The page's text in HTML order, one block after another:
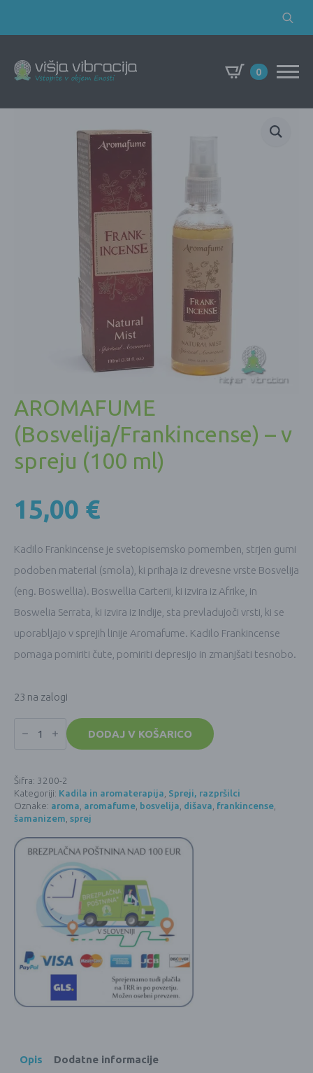
Search
0
AROMAFUME
(Bosvelija/Frankincense) – v
spreju (100 ml)
15,00 €
Kadilo Frankincense je svetopisemsko pomemben, strjen gumi
podoben material (smola), ki prihaja iz drevesne vrste Bosvelija
(eng. Boswellia). Boswellia Carterii, ki izvira iz Afrike, in
Boswelia Serrata, ki izvira iz Indije, sta prevladujoči vrsti, ki se
uporabljajo v sprejih linije Aromafume. Kadilo Frankincense
pomaga pomiriti čute, pomiriti depresijo in zmanjšati tesnobo.
23 na zalogi
AROMAFUME
(Bosvelija/Frankincense)
(100
ml)
količina
DODAJ V KOŠARICO
Šifra: 3200-2
Kategoriji: Kadila in aromaterapija, Spreji, razpršilci
Oznake: aroma, aromafume, bosvelija, dišava, frankincense,
šamanizem, sprej
Opis Dodatne informacije